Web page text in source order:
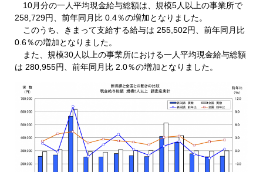
10月分の一人平均現金給与総額は、規模5人以上の事業所で
258,729円、前年同月比 0.4％の増加となりました。
このうち、きまって支給する給与は 255,502円、前年同月比
0.6％の増加となりました。
また、規模30人以上の事業所における一人平均現金給与総額
は 280,955円、前年同月比 2.0％の増加となりました。